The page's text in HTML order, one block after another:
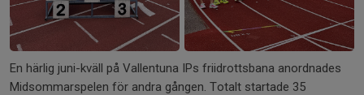
En härlig juni-kväll på Vallentuna IPs friidrottsbana anordnades
Midsommarspelen för andra gången. Totalt startade 35